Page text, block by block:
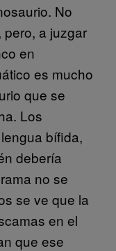
No
a juzgar
en
es mucho
que se
Los
bífida,
debería
no se
se ve que la
en el
que ese